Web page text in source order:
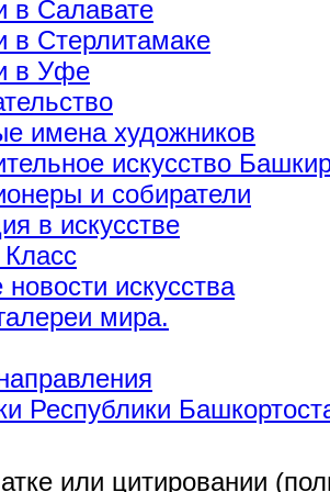
в Салавате
в Стерлитамаке
в Уфе
имена художников
искусство
и собиратели
в искусстве
искусства
мира.
Республики
или цитировании